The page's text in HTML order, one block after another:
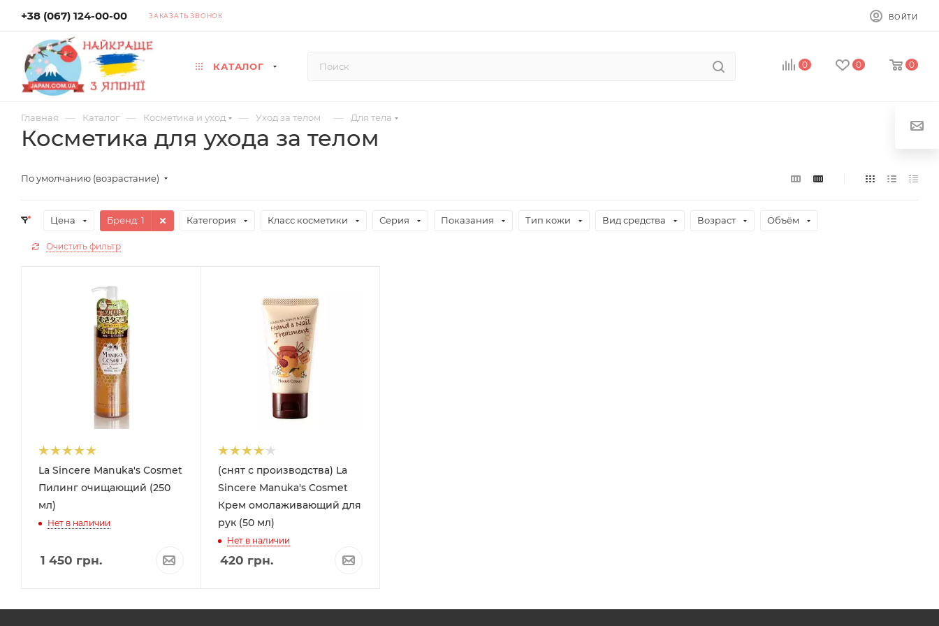
+38 (067) 124-00-00 ЗАКАЗАТЬ ЗВОНОК ВОЙТИ
КАТАЛОГ 0 0 0
Главная — Каталог — Косметика и уход — Уход за телом — Для тела
Косметика для ухода за телом
По умолчанию (возрастание)
Цена Бренд: 1 Категория Класс косметики Серия Показания Тип кожи Вид средства Возраст Объём
Очистить фильтр
La Sincere Manuka's Cosmet
Пилинг очищающий (250
мл)
Нет в наличии
1 450 грн.
(снят с производства) La
Sincere Manuka's Cosmet
Крем омолаживающий для
рук (50 мл)
Нет в наличии
420 грн.